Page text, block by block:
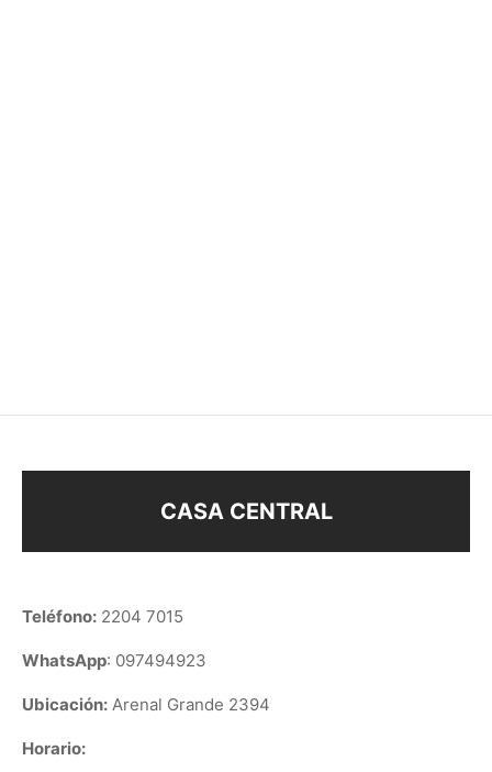
CASA CENTRAL
Teléfono: 2204 7015
WhatsApp: 097494923
Ubicación: Arenal Grande 2394
Horario: